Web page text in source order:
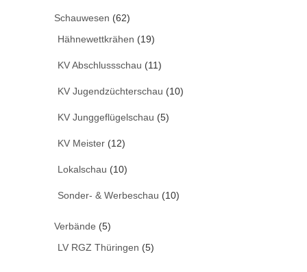
Schauwesen (62)
Hähnewettkrähen (19)
KV Abschlussschau (11)
KV Jugendzüchterschau (10)
KV Junggeflügelschau (5)
KV Meister (12)
Lokalschau (10)
Sonder- & Werbeschau (10)
Verbände (5)
LV RGZ Thüringen (5)